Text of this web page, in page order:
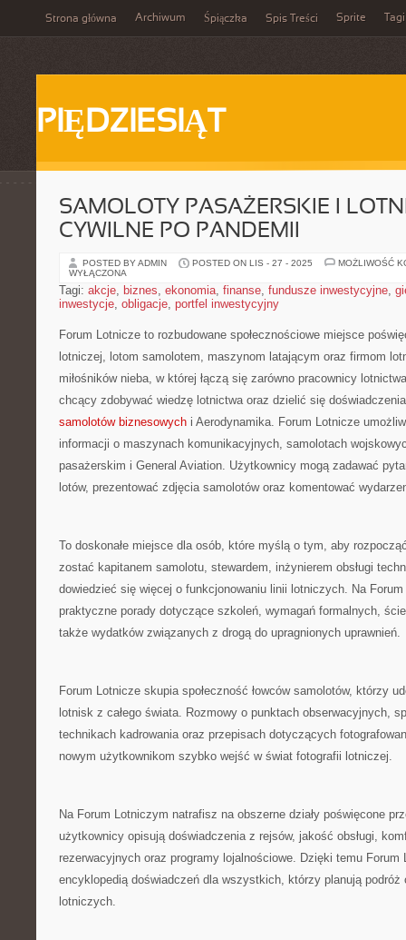
Strona główna Archiwum Śpiączka Spis Treści Sprite Tagi
PIĘDZIESIĄT
SAMOLOTY PASAŻERSKIE I
CYWILNE PO PANDEMII
POSTED BY ADMIN POSTED ON LIS - 27 - 2025
MOŻLIWOŚĆ
WYŁĄCZONA
Tagi: akcje, biznes, ekonomia, finanse, fundusze inwestycyjne,
inwestycje, obligacje, portfel inwestycyjny
Forum Lotnicze to rozbudowane społecznościowe miejsce
lotniczej, lotom samolotem, maszynom latającym oraz firmom
miłośników nieba, w której łączą się zarówno pracownicy
chcący zdobywać wiedzę lotnictwa oraz dzielić się
samolotów biznesowych i Aerodynamika. Forum Lotnicze
informacji o maszynach komunikacyjnych, samolotach
pasażerskim i General Aviation. Użytkownicy mogą zadawać
lotów, prezentować zdjęcia samolotów oraz komentować
To doskonałe miejsce dla osób, które myślą o tym, aby
zostać kapitanem samolotu, stewardem, inżynierem obsługi
dowiedzieć się więcej o funkcjonowaniu linii lotniczych. Na
praktyczne porady dotyczące szkoleń, wymagań formalnych,
także wydatków związanych z drogą do upragnionych uprawnień.
Forum Lotnicze skupia społeczność łowców samolotów, którzy
lotnisk z całego świata. Rozmowy o punktach obserwacyjnych,
technikach kadrowania oraz przepisach dotyczących
nowym użytkownikom szybko wejść w świat fotografii lotniczej.
Na Forum Lotniczym natrafisz na obszerne działy poświęcone
użytkownicy opisują doświadczenia z rejsów, jakość obsługi,
rezerwacyjnych oraz programy lojalnościowe. Dzięki temu Forum
encyklopedią doświadczeń dla wszystkich, którzy planują podróż
lotniczych.